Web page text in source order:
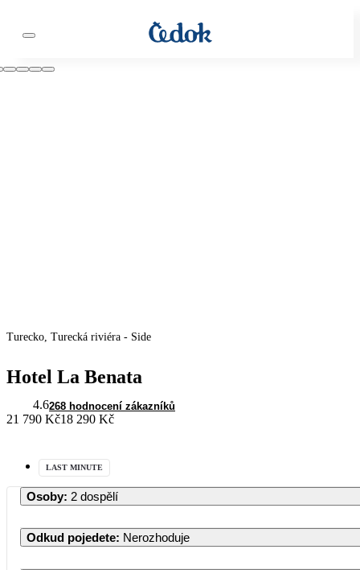
Turecko, Turecká riviéra - Side
Hotel La Benata
4.6268 hodnocení zákazníků
21 790 Kč18 290 Kč
LAST MINUTE
Osoby: 2 dospělí
Odkud pojedete: Nerozhoduje